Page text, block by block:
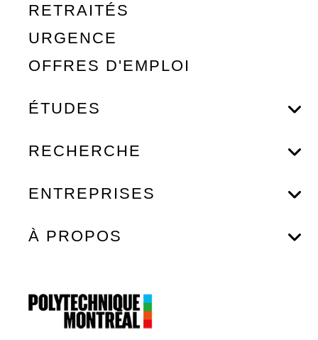
RETRAITÉS
URGENCE
OFFRES D'EMPLOI
ÉTUDES
RECHERCHE
ENTREPRISES
À PROPOS